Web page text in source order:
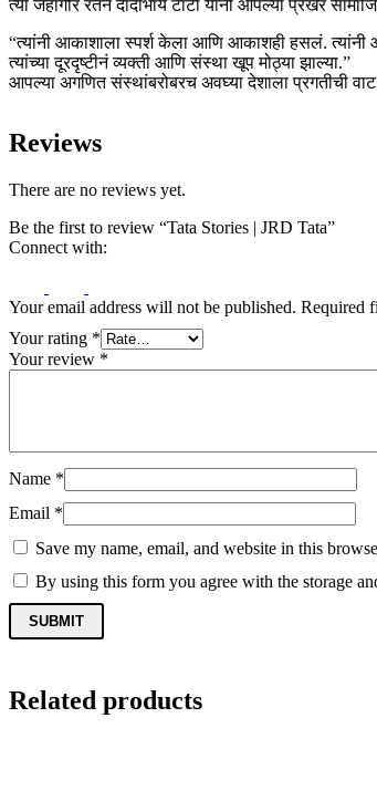
त्या जहांगीर रतन दादाभॉय टाटा यांनी आपल्या प्रखर
“त्यांनी आकाशाला स्पर्श केला आणि आकाशही हसलं.
त्यांच्या दूरदृष्टीनं व्यक्ती आणि संस्था खूप मोठ्या झाल्या.”
आपल्या अगणित संस्थांबरोबरच अवघ्या देशाला प्रगतीची
Reviews
There are no reviews yet.
Be the first to review “Tata Stories | JRD Tata”
Connect with:
Your email address will not be published. Required
Your rating *
Your review *
Name *
Email *
Save my name, email, and website in this
By using this form you agree with the storage
Related products